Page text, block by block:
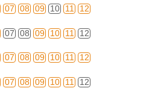
07 08 09 10 11 12
07 08 09 10 11 12
07 08 09 10 11 12
07 08 09 10 11 12